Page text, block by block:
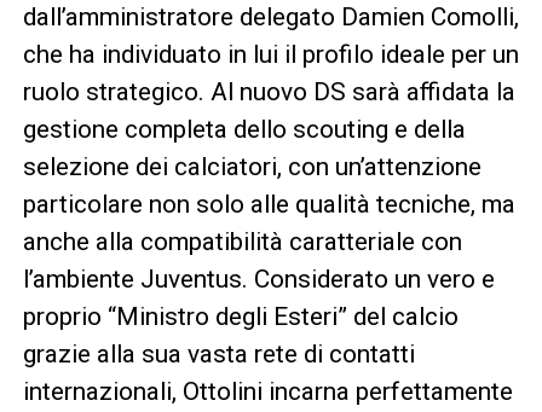
dall’amministratore delegato Damien Comolli,
che ha individuato in lui il profilo ideale per un
ruolo strategico. Al nuovo DS sarà affidata la
gestione completa dello scouting e della
selezione dei calciatori, con un’attenzione
particolare non solo alle qualità tecniche, ma
anche alla compatibilità caratteriale con
l’ambiente Juventus. Considerato un vero e
proprio “Ministro degli Esteri” del calcio
grazie alla sua vasta rete di contatti
internazionali, Ottolini incarna perfettamente